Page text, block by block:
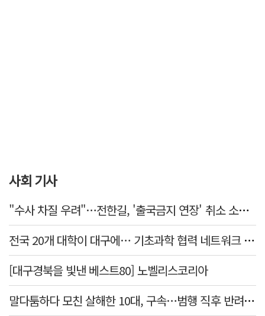
사회 기사
"수사 차질 우려"…전한길, '출국금지 연장' 취소 소송 패소
전국 20개 대학이 대구에… 기초과학 협력 네트워크 출범하다
[대구경북을 빛낸 베스트80] 노벨리스코리아
말다툼하다 모친 살해한 10대, 구속…범행 직후 반려견도 죽여